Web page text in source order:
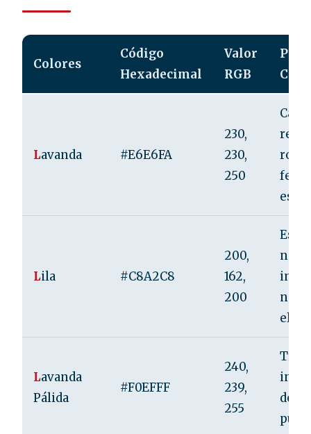
Colores
Código
Hexadecimal
Valor
RGB
Lavanda #E6E6FA
230,
230,
250
Lila #C8A2C8
200,
162,
200
Lavanda
Pálida
#F0EFFF
240,
239,
255